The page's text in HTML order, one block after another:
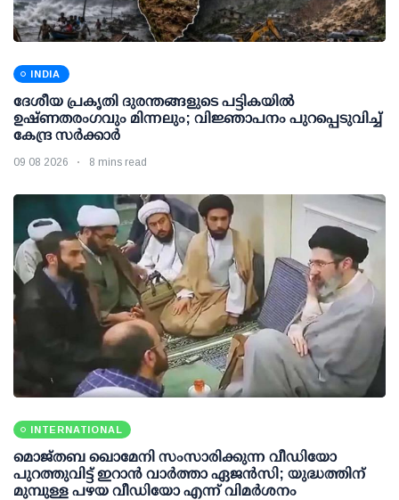
INDIA
ദേശീയ പ്രകൃതി ദുരന്തങ്ങളുടെ പട്ടികയില്‍
ഉഷ്ണതരംഗവും മിന്നലും; വിജ്ഞാപനം പുറപ്പെടുവിച്ച്
കേന്ദ്ര സര്‍ക്കാര്‍
09 08 2026 8 mins read
INTERNATIONAL
മൊജ്തബ ഖൊമേനി സംസാരിക്കുന്ന വീഡിയോ
പുറത്തുവിട്ട് ഇറാന്‍ വാര്‍ത്താ ഏജന്‍സി; യുദ്ധത്തിന്
മുമ്പുള്ള പഴയ വീഡിയോ എന്ന് വിമര്‍ശനം